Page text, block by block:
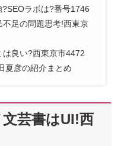
ラボは?番号1746
足の問題思考!西東京
は良い?西東京市4472
夏彦の紹介まとめ
芸書はUI!西